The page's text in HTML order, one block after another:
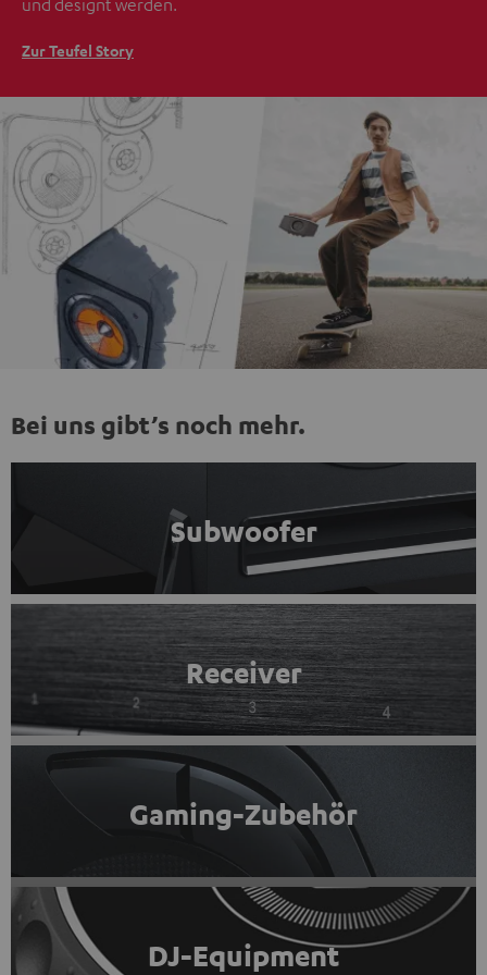
und designt werden.
Zur Teufel Story
Bei uns gibt’s noch mehr.
Subwoofer
Receiver
Gaming-Zubehör
DJ-Equipment